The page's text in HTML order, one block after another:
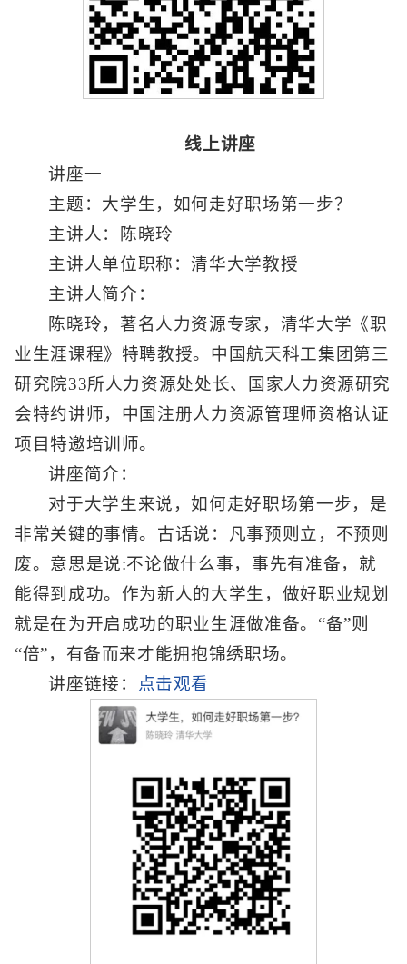
线上讲座
讲座一
主题：大学生，如何走好职场第一步？
主讲人：陈晓玲
主讲人单位职称：清华大学教授
主讲人简介：
陈晓玲，著名人力资源专家，清华大学《职
业生涯课程》特聘教授。中国航天科工集团第三
研究院33所人力资源处处长、国家人力资源研究
会特约讲师，中国注册人力资源管理师资格认证
项目特邀培训师。
讲座简介：
对于大学生来说，如何走好职场第一步，是
非常关键的事情。古话说：凡事预则立，不预则
废。意思是说:不论做什么事，事先有准备，就
能得到成功。作为新人的大学生，做好职业规划
就是在为开启成功的职业生涯做准备。“备”则
“倍”，有备而来才能拥抱锦绣职场。
讲座链接：
点击观看